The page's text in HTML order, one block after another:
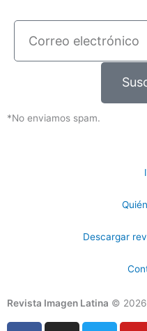
electrónico
*No enviamos spam.
Descargar
Revista Imagen Latina © 2026